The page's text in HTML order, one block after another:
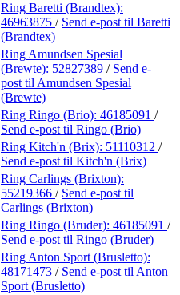
Ring Baretti (Brandtex):
46963875 / Send e-post til Baretti
(Brandtex)
Ring Amundsen Spesial
(Brewte): 52827389 / Send e-
post til Amundsen Spesial
(Brewte)
Ring Ringo (Brio): 46185091 /
Send e-post til Ringo (Brio)
Ring Kitch'n (Brix): 51110312 /
Send e-post til Kitch'n (Brix)
Ring Carlings (Brixton):
55219366 / Send e-post til
Carlings (Brixton)
Ring Ringo (Bruder): 46185091 /
Send e-post til Ringo (Bruder)
Ring Anton Sport (Brusletto):
48171473 / Send e-post til Anton
Sport (Brusletto)